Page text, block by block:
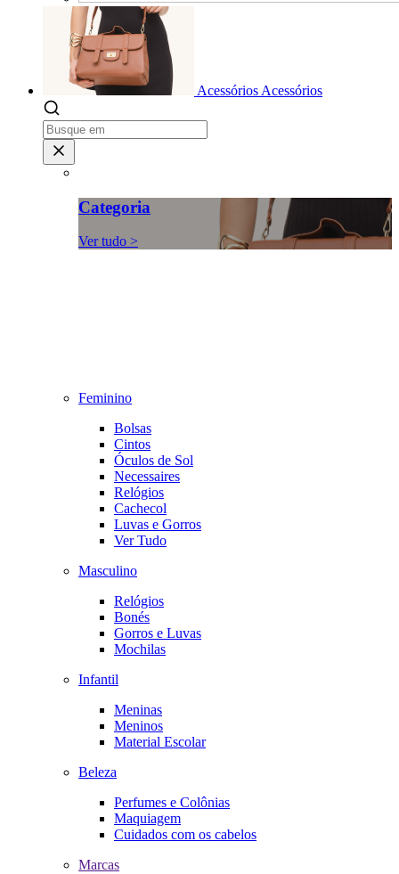
Acessórios Acessórios
Categoria
Ver tudo >
Feminino
Bolsas
Cintos
Óculos de Sol
Necessaires
Relógios
Cachecol
Luvas e Gorros
Ver Tudo
Masculino
Relógios
Bonés
Gorros e Luvas
Mochilas
Infantil
Meninas
Meninos
Material Escolar
Beleza
Perfumes e Colônias
Maquiagem
Cuidados com os cabelos
Marcas